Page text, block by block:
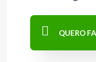
QUERO